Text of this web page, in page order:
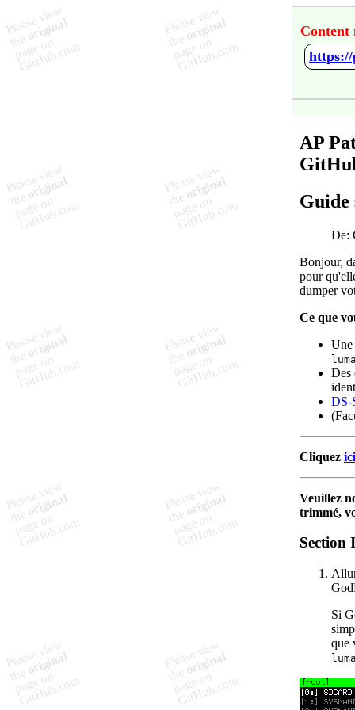
Content
AP
Guide
De:
Bonjour,
pour
dumper
Ce que
Une
Des
DS-
Cliquez ici
Veuillez
trimmé,
Section
Si
que